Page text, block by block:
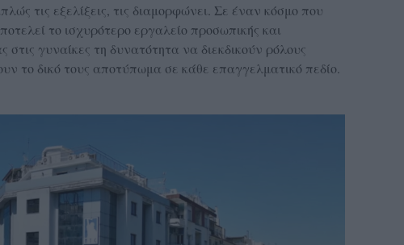
τις εξελίξεις, τις διαμορφώνει. Σε έναν κόσμο που
το ισχυρότερο εργαλείο προσωπικής και
γυναίκες τη δυνατότητα να διεκδικούν ρόλους
το δικό τους αποτύπωμα σε κάθε επαγγελματικό πεδίο.